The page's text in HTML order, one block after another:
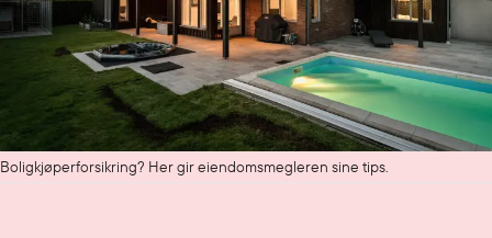
Boligkjøperforsikring? Her gir eiendomsmegleren sine tips.